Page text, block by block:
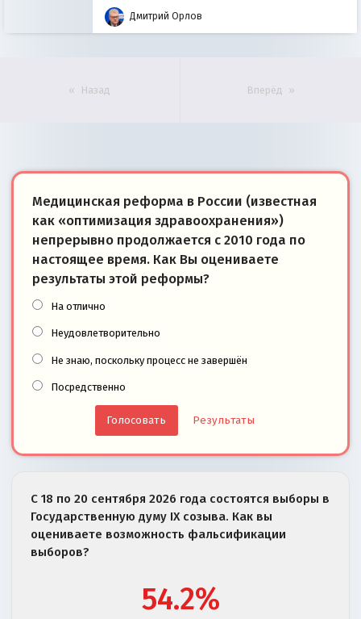
Дмитрий Орлов
Назад Вперёд
Медицинская реформа в России (известная
как «оптимизация здравоохранения»)
непрерывно продолжается с 2010 года по
настоящее время. Как Вы оцениваете
результаты этой реформы?
На отлично
Неудовлетворительно
Не знаю, поскольку процесс не завершён
Посредственно
Результаты
С 18 по 20 сентября 2026 года состоятся выборы в
Государственную думу IX созыва. Как вы
оцениваете возможность фальсификации
выборов?
54.2%